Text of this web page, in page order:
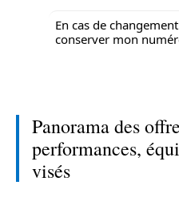
En cas de
conserver mon
Panorama des
performances,
visés